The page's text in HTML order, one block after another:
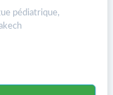
pédiatrique,